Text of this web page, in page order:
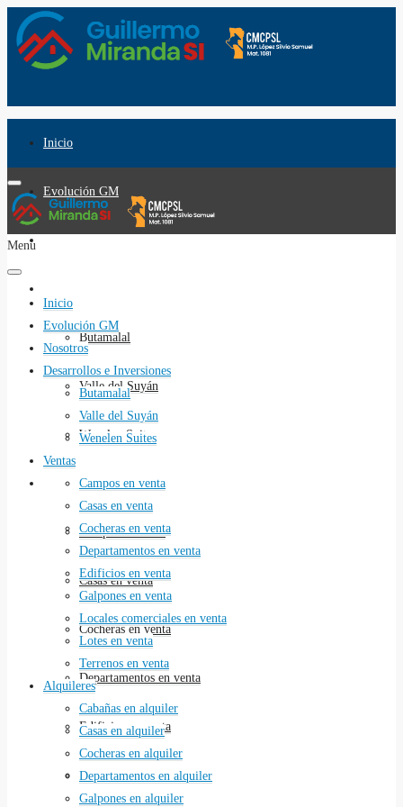
Inicio
Evolución GM
Butamalal
Valle del Suyán
Wenelen Suites
Ventas
Campos en venta
Casas en venta
Cocheras en venta
Departamentos en venta
Edificios en venta
Galpones en venta
Menu
Inicio
Evolución GM
Nosotros
Desarrollos e Inversiones
Butamalal
Valle del Suyán
Wenelen Suites
Ventas
Campos en venta
Casas en venta
Cocheras en venta
Departamentos en venta
Edificios en venta
Galpones en venta
Locales comerciales en venta
Lotes en venta
Terrenos en venta
Alquileres
Cabañas en alquiler
Casas en alquiler
Cocheras en alquiler
Departamentos en alquiler
Galpones en alquiler